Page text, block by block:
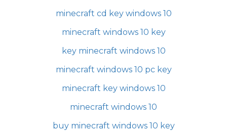
minecraft cd key windows 10
minecraft windows 10 key
key minecraft windows 10
minecraft windows 10 pc key
minecraft key windows 10
minecraft windows 10
buy minecraft windows 10 key